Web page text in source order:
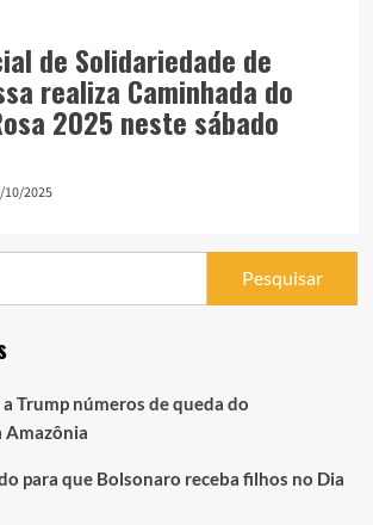
de Solidariedade de
realiza Caminhada do
2025 neste sábado
10/2025
Trump números de queda do
Amazônia
para que Bolsonaro receba filhos no Dia